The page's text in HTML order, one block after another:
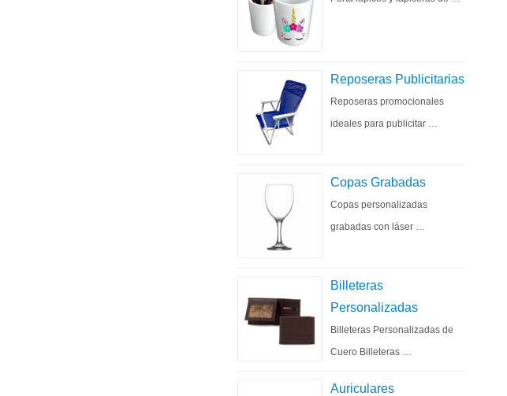
Reposeras Publicitarias
Reposeras promocionales
ideales para publicitar …
Copas Grabadas
Copas personalizadas
grabadas con láser …
Billeteras
Personalizadas
Billeteras Personalizadas de
Cuero Billeteras …
Auriculares